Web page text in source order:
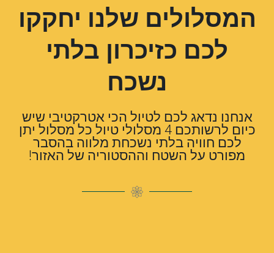
בוא לחוויה יוצאת דופן
ברמות מנשה והרי הכרמל
להזמנת הטיול
המסלולים שלנו יחקקו
לכם כזיכרון בלתי
נשכח
אנחנו נדאג לכם לטיול הכי אטרקטיבי שיש
כיום לרשותכם 4 מסלולי טיול כל מסלול יתן
לכם חוויה בלתי נשכחת מלווה בהסבר
מפורט על השטח וההסטוריה של האזור!